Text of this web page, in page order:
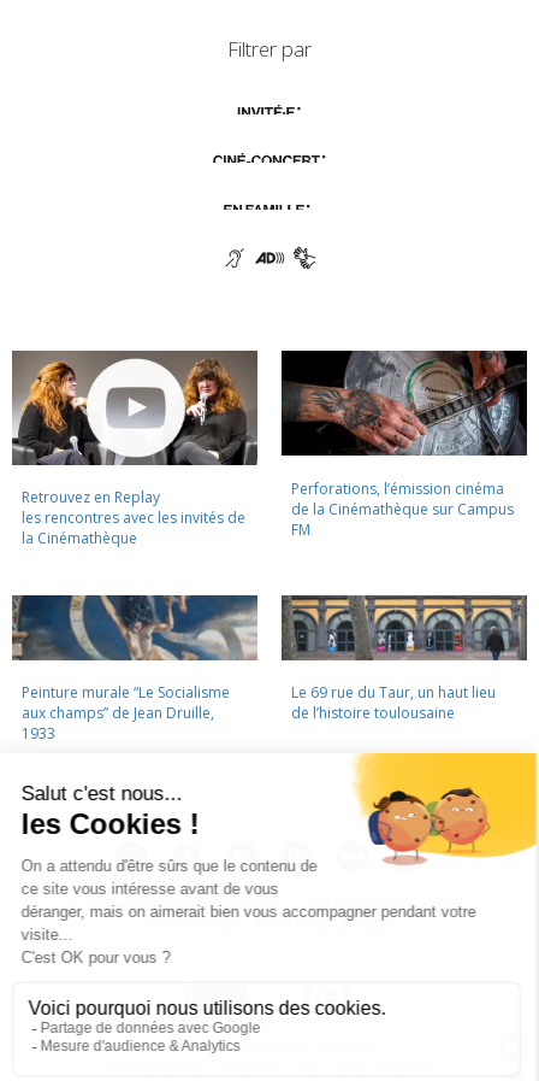
Filtrer par
Retrouvez en Replay
les rencontres avec les invités de
la Cinémathèque
Perforations, l’émission cinéma
de la Cinémathèque sur Campus
FM
Peinture murale “Le Socialisme
aux champs” de Jean Druille,
1933
Le 69 rue du Taur, un haut lieu
de l’histoire toulousaine
LA CINÉMATHÈQUE · CONTACTS · LETTRE D'INFORMATION ·
PARTENAIRES · MENTIONS LÉGALES
La Cinémathèque de Toulouse